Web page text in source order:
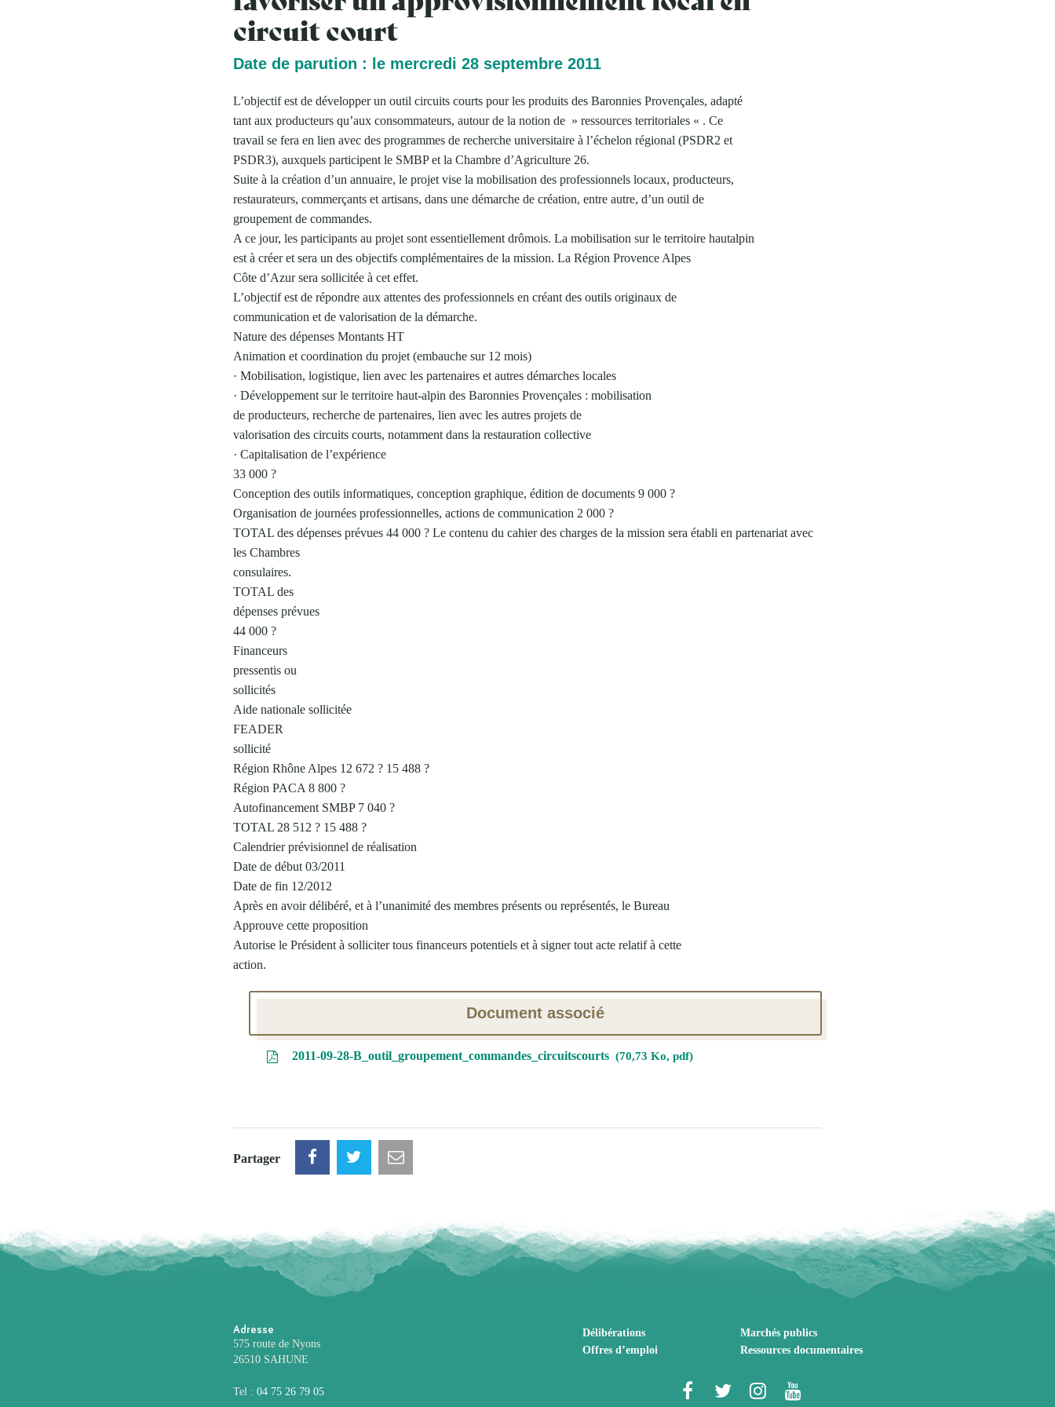
circuit court
Date de parution : le mercredi 28 septembre 2011
L’objectif est de développer un outil circuits courts pour les produits des Baronnies Provençales, adapté
tant aux producteurs qu’aux consommateurs, autour de la notion de » ressources territoriales « . Ce
travail se fera en lien avec des programmes de recherche universitaire à l’échelon régional (PSDR2 et
PSDR3), auxquels participent le SMBP et la Chambre d’Agriculture 26.
Suite à la création d’un annuaire, le projet vise la mobilisation des professionnels locaux, producteurs,
restaurateurs, commerçants et artisans, dans une démarche de création, entre autre, d’un outil de
groupement de commandes.
A ce jour, les participants au projet sont essentiellement drômois. La mobilisation sur le territoire hautalpin
est à créer et sera un des objectifs complémentaires de la mission. La Région Provence Alpes
Côte d’Azur sera sollicitée à cet effet.
L’objectif est de répondre aux attentes des professionnels en créant des outils originaux de
communication et de valorisation de la démarche.
Nature des dépenses Montants HT
Animation et coordination du projet (embauche sur 12 mois)
· Mobilisation, logistique, lien avec les partenaires et autres démarches locales
· Développement sur le territoire haut-alpin des Baronnies Provençales : mobilisation
de producteurs, recherche de partenaires, lien avec les autres projets de
valorisation des circuits courts, notamment dans la restauration collective
· Capitalisation de l’expérience
33 000 ?
Conception des outils informatiques, conception graphique, édition de documents 9 000 ?
Organisation de journées professionnelles, actions de communication 2 000 ?
TOTAL des dépenses prévues 44 000 ? Le contenu du cahier des charges de la mission sera établi en partenariat avec
les Chambres
consulaires.
TOTAL des
dépenses prévues
44 000 ?
Financeurs
pressentis ou
sollicités
Aide nationale sollicitée
FEADER
sollicité
Région Rhône Alpes 12 672 ? 15 488 ?
Région PACA 8 800 ?
Autofinancement SMBP 7 040 ?
TOTAL 28 512 ? 15 488 ?
Calendrier prévisionnel de réalisation
Date de début 03/2011
Date de fin 12/2012
Après en avoir délibéré, et à l’unanimité des membres présents ou représentés, le Bureau
Approuve cette proposition
Autorise le Président à solliciter tous financeurs potentiels et à signer tout acte relatif à cette
action.
Document associé
2011-09-28-B_outil_groupement_commandes_circuitscourts 70,73 Ko, pdf
Partager
Adresse
575 route de Nyons
26510 SAHUNE
Tel : 04 75 26 79 05
Délibérations
Marchés publics
Offres d’emploi
Ressources documentaires
Lien
Lien
Lien